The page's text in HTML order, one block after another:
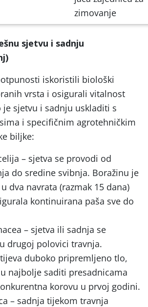
zimovanje
sjetvu i sadnju
iskoristili biološki
vrsta i osigurali vitalnost
je sjetvu i sadnju uskladiti s
i specifičnim agrotehničkim
biljke:
– sjetva se provodi od
do sredine svibnja. Boražinu je
dva navrata (razmak 15 dana)
kontinuirana paša sve do
– sjetva ili sadnja se
drugoj polovici travnja.
duboko pripremljeno tlo,
najbolje saditi presadnicama
korovu u prvoj godini.
– sadnja tijekom travnja